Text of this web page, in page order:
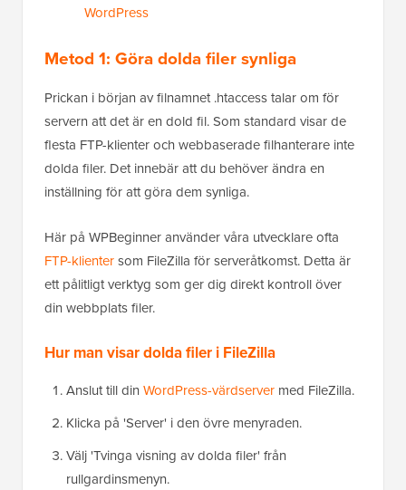
WordPress
Metod 1: Göra dolda filer synliga
Prickan i början av filnamnet .htaccess talar om för
servern att det är en dold fil. Som standard visar de
flesta FTP-klienter och webbaserade filhanterare inte
dolda filer. Det innebär att du behöver ändra en
inställning för att göra dem synliga.
Här på WPBeginner använder våra utvecklare ofta
FTP-klientersom FileZilla för serveråtkomst. Detta är
ett pålitligt verktyg som ger dig direkt kontroll över
din webbplats filer.
Hur man visar dolda filer i FileZilla
Anslut till din WordPress-värdserver med FileZilla.
Klicka på 'Server' i den övre menyraden.
Välj 'Tvinga visning av dolda filer' från
rullgardinsmenyn.